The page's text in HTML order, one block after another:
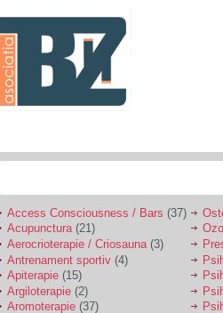
agresiva, orice
greseala era taxata cu
o palma sau pedepse.
De 4 ani am o relatie
serioasa cu un barbat
sa se manifeste o
Ma aflu aici pentru ca
vreau sa stiu daca am
nevoie de un psiholog
sau psihiatru.
Access Consciousness / Bars (37)
Acupunctura(21)
Aerocrioterapie / Criosauna (3)
Antrenament sportiv (4)
Apiterapie (15)
Argiloterapie (2)
Aromoterapie (37)